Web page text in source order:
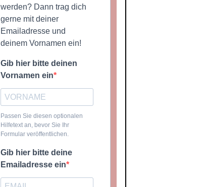
werden? Dann trag dich
gerne mit deiner
Emailadresse und
deinem Vornamen ein!
Gib hier bitte deinen
Vornamen ein
Passen Sie diesen optionalen
Hilfetext an, bevor Sie Ihr
Formular veröffentlichen.
Gib hier bitte deine
Emailadresse ein